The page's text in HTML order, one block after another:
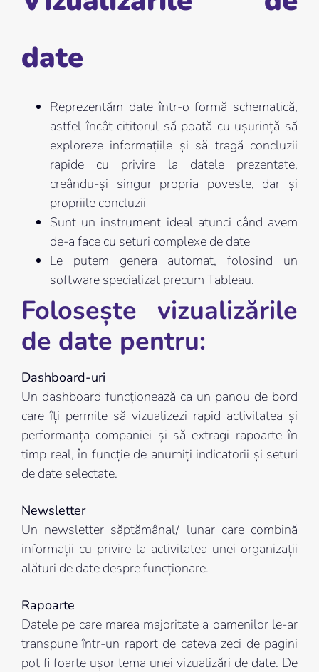
date
Reprezentăm date într-o formă schematică,
astfel încât cititorul să poată cu ușurință să
exploreze informațiile și să tragă concluzii
rapide cu privire la datele prezentate,
creându-și singur propria poveste, dar și
propriile concluzii
Sunt un instrument ideal atunci când avem
de-a face cu seturi complexe de date
Le putem genera automat, folosind un
software specializat precum Tableau.
Folosește vizualizările
de date pentru:
Dashboard-uri
Un dashboard funcționează ca un panou de bord
care îți permite să vizualizezi rapid activitatea și
performanța companiei și să extragi rapoarte în
timp real, în funcție de anumiți indicatorii și seturi
de date selectate.
Newsletter
Un newsletter săptămânal/ lunar care combină
informații cu privire la activitatea unei organizații
alături de date despre funcționare.
Rapoarte
Datele pe care marea majoritate a oamenilor le-ar
transpune într-un raport de cateva zeci de pagini
pot fi foarte ușor tema unei vizualizări de date. De